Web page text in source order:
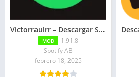
Victorraulrr – Descargar Spotify Music para TV APK
MOD
1.91.8
Spotify AB
febrero 18, 2025